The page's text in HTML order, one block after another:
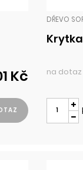
Kč
DŘEVO
na dotaz